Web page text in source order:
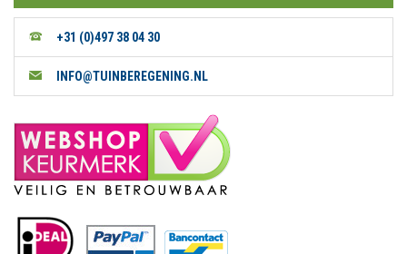
+31 (0)497 38 04 30
INFO@TUINBEREGENING.NL